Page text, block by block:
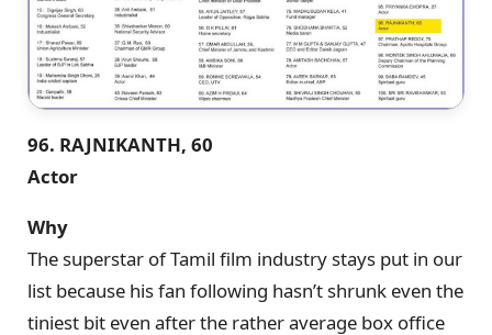
96. RAJNIKANTH, 60
Actor
Why
The superstar of Tamil film industry stays put in our
list because his fan following hasn’t shrunk even the
tiniest bit even after the rather average box office